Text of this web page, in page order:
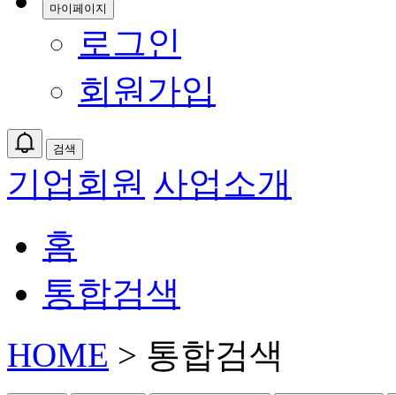
마이페이지
로그인
회원가입
검색
기업회원 사업소개
홈
통합검색
HOME > 통합검색